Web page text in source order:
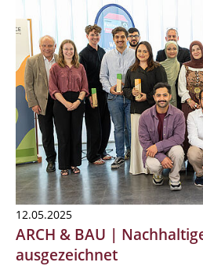
12.05.2025
ARCH & BAU |
ausgezeichnet